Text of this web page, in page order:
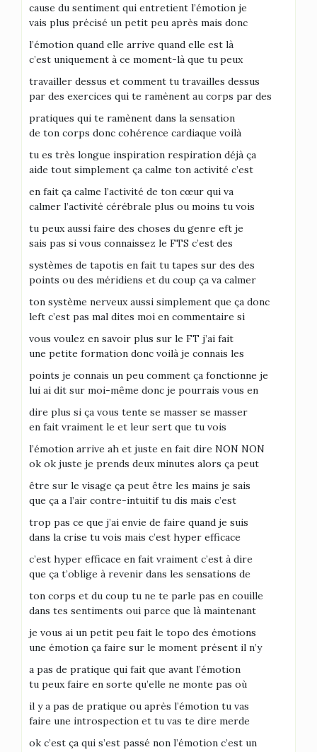
cause du sentiment qui entretient l’émotion je
vais plus précisé un petit peu après mais donc
l’émotion quand elle arrive quand elle est là
c’est uniquement à ce moment-là que tu peux
travailler dessus et comment tu travailles dessus
par des exercices qui te ramènent au corps par des
pratiques qui te ramènent dans la sensation
de ton corps donc cohérence cardiaque voilà
tu es très longue inspiration respiration déjà ça
aide tout simplement ça calme ton activité c’est
en fait ça calme l’activité de ton cœur qui va
calmer l’activité cérébrale plus ou moins tu vois
tu peux aussi faire des choses du genre eft je
sais pas si vous connaissez le FTS c’est des
systèmes de tapotis en fait tu tapes sur des des
points ou des méridiens et du coup ça va calmer
ton système nerveux aussi simplement que ça donc
left c’est pas mal dites moi en commentaire si
vous voulez en savoir plus sur le FT j’ai fait
une petite formation donc voilà je connais les
points je connais un peu comment ça fonctionne je
lui ai dit sur moi-même donc je pourrais vous en
dire plus si ça vous tente se masser se masser
en fait vraiment le et leur sert que tu vois
l’émotion arrive ah et juste en fait dire NON NON
ok ok juste je prends deux minutes alors ça peut
être sur le visage ça peut être les mains je sais
que ça a l’air contre-intuitif tu dis mais c’est
trop pas ce que j’ai envie de faire quand je suis
dans la crise tu vois mais c’est hyper efficace
c’est hyper efficace en fait vraiment c’est à dire
que ça t’oblige à revenir dans les sensations de
ton corps et du coup tu ne te parle pas en couille
dans tes sentiments oui parce que là maintenant
je vous ai un petit peu fait le topo des émotions
une émotion ça faire sur le moment présent il n’y
a pas de pratique qui fait que avant l’émotion
tu peux faire en sorte qu’elle ne monte pas où
il y a pas de pratique ou après l’émotion tu vas
faire une introspection et tu vas te dire merde
ok c’est ça qui s’est passé non l’émotion c’est un